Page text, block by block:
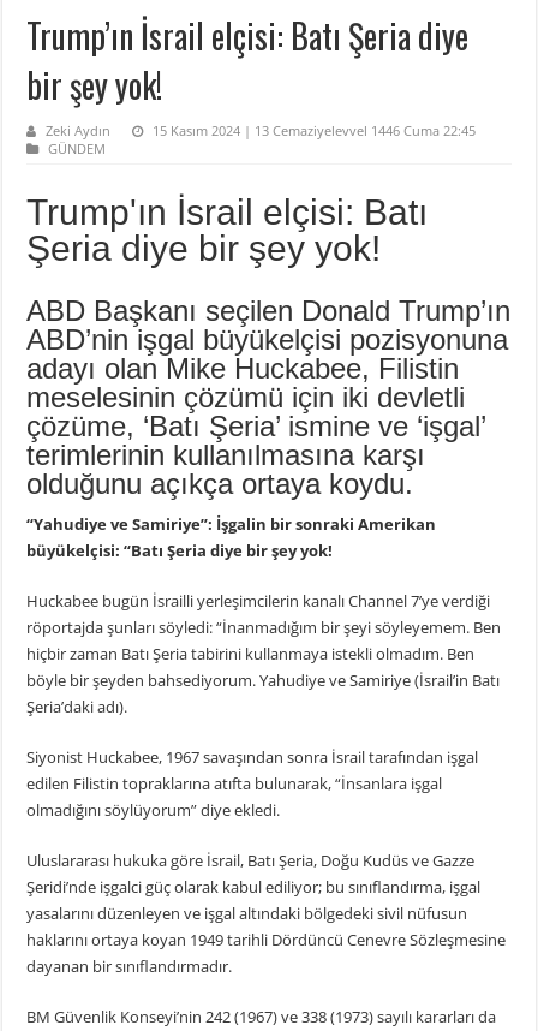
Trump’ın İsrail elçisi: Batı Şeria diye
bir şey yok!
Zeki Aydın
15 Kasım 2024 | 13 Cemaziyelevvel 1446 Cuma 22:45
GÜNDEM
Trump'ın İsrail elçisi: Batı
Şeria diye bir şey yok!
ABD Başkanı seçilen Donald Trump’ın
ABD’nin işgal büyükelçisi pozisyonuna
adayı olan Mike Huckabee, Filistin
meselesinin çözümü için iki devletli
çözüme, ‘Batı Şeria’ ismine ve ‘işgal’
terimlerinin kullanılmasına karşı
olduğunu açıkça ortaya koydu.
“Yahudiye ve Samiriye”: İşgalin bir sonraki Amerikan
büyükelçisi: “Batı Şeria diye bir şey yok!
Huckabee bugün İsrailli yerleşimcilerin kanalı Channel 7’ye verdiği
röportajda şunları söyledi: “İnanmadığım bir şeyi söyleyemem. Ben
hiçbir zaman Batı Şeria tabirini kullanmaya istekli olmadım. Ben
böyle bir şeyden bahsediyorum. Yahudiye ve Samiriye (İsrail’in Batı
Şeria’daki adı).
Siyonist Huckabee, 1967 savaşından sonra İsrail tarafından işgal
edilen Filistin topraklarına atıfta bulunarak, “İnsanlara işgal
olmadığını söylüyorum” diye ekledi.
Uluslararası hukuka göre İsrail, Batı Şeria, Doğu Kudüs ve Gazze
Şeridi’nde işgalci güç olarak kabul ediliyor; bu sınıflandırma, işgal
yasalarını düzenleyen ve işgal altındaki bölgedeki sivil nüfusun
haklarını ortaya koyan 1949 tarihli Dördüncü Cenevre Sözleşmesine
dayanan bir sınıflandırmadır.
BM Güvenlik Konseyi’nin 242 (1967) ve 338 (1973) sayılı kararları da